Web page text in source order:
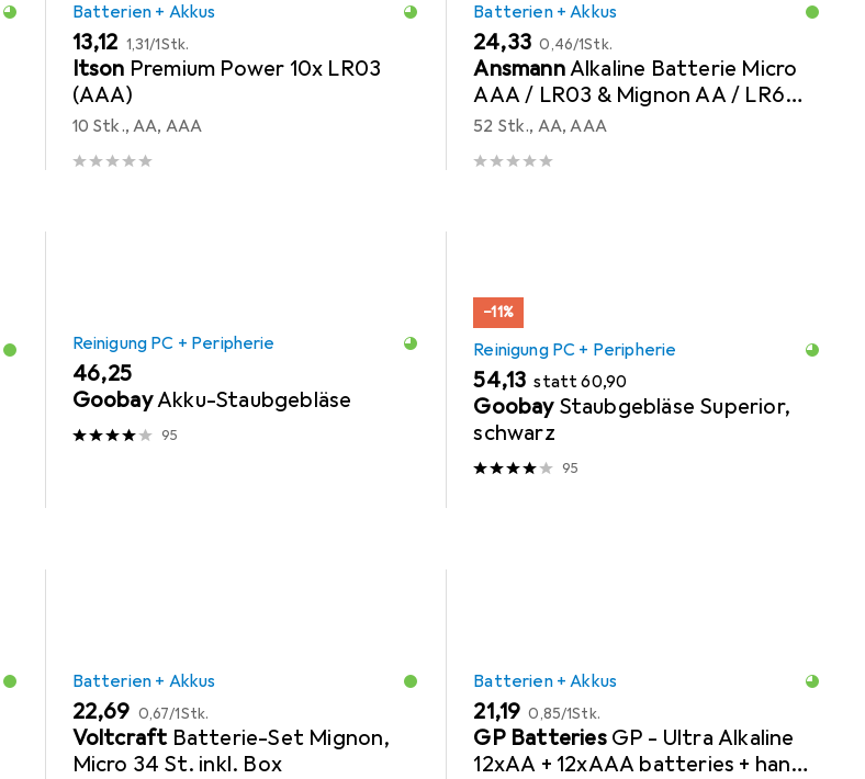
Batterien + Akkus
EUR
13,12 EUR
1,31/1Stk.
Itson Premium Power 10x LR03
(AAA)
10 Stk., AA, AAA
Batterien + Akkus
EUR
24,33 EUR
0,46/1Stk.
AnsmannAlkaline Batterie Micro
AAA / LR03 & Mignon AA / LR6
52er Karton
52 Stk., AA, AAA
Reinigung PC + Peripherie
EUR
46,25
GoobayAkku-Staubgebläse
95
−11%
Reinigung PC + Peripherie
EUR
54,13 stattEUR
60,90
Goobay Staubgebläse Superior,
schwarz
95
Batterien + Akkus
EUR
22,69 EUR
0,67/1Stk.
Voltcraft Batterie-Set Mignon,
Micro 34 St. inkl. Box
Batterien + Akkus
EUR
21,19 EUR
0,85/1Stk.
GP Batteries GP - Ultra Alkaline
12xAA + 12xAAA batteries + hand